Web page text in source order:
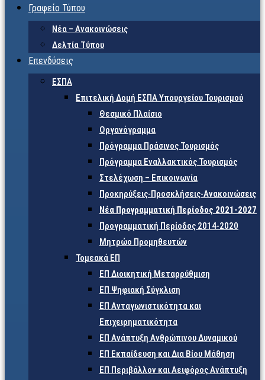
Γραφείο Τύπου
Νέα – Ανακοινώσεις
Δελτία Τύπου
Επενδύσεις
ΕΣΠΑ
Επιτελική Δομή ΕΣΠΑ Υπουργείου Τουρισμού
Θεσμικό Πλαίσιο
Οργανόγραμμα
Πρόγραμμα Πράσινος Τουρισμός
Πρόγραμμα Εναλλακτικός Τουρισμός
Στελέχωση – Επικοινωνία
Προκηρύξεις-Προσκλήσεις-Ανακοινώσεις
Νέα Προγραμματική Περίοδος 2021-2027
Προγραμματική Περίοδος 2014-2020
Μητρώο Προμηθευτών
Τομεακά ΕΠ
ΕΠ Διοικητική Μεταρρύθμιση
ΕΠ Ψηφιακή Σύγκλιση
ΕΠ Ανταγωνιστικότητα και
Επιχειρηματικότητα
ΕΠ Ανάπτυξη Ανθρώπινου Δυναμικού
ΕΠ Εκπαίδευση και Δια Βίου Μάθηση
ΕΠ Περιβάλλον και Αειφόρος Ανάπτυξη